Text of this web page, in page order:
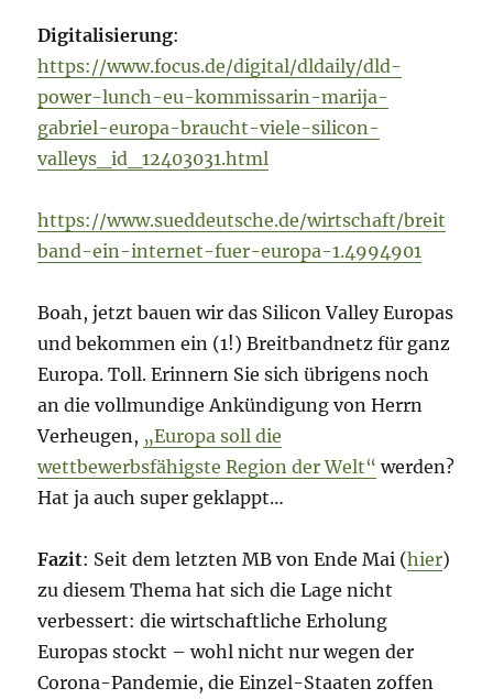
Digitalisierung:
https://www.focus.de/digital/dldaily/dld-
power-lunch-eu-kommissarin-marija-
gabriel-europa-braucht-viele-silicon-
valleys_id_12403031.html
https://www.sueddeutsche.de/wirtschaft/breit
band-ein-internet-fuer-europa-1.4994901
Boah, jetzt bauen wir das Silicon Valley Europas
und bekommen ein (1!) Breitbandnetz für ganz
Europa. Toll. Erinnern Sie sich übrigens noch
an die vollmundige Ankündigung von Herrn
Verheugen, „Europa soll die
wettbewerbsfähigste Region der Welt“ werden?
Hat ja auch super geklappt…
Fazit: Seit dem letzten MB von Ende Mai (hier)
zu diesem Thema hat sich die Lage nicht
verbessert: die wirtschaftliche Erholung
Europas stockt – wohl nicht nur wegen der
Corona-Pandemie, die Einzel-Staaten zoffen